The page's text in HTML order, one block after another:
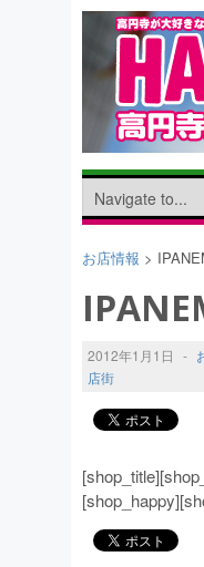
お店情報 >
2012年1月1日 -
店街